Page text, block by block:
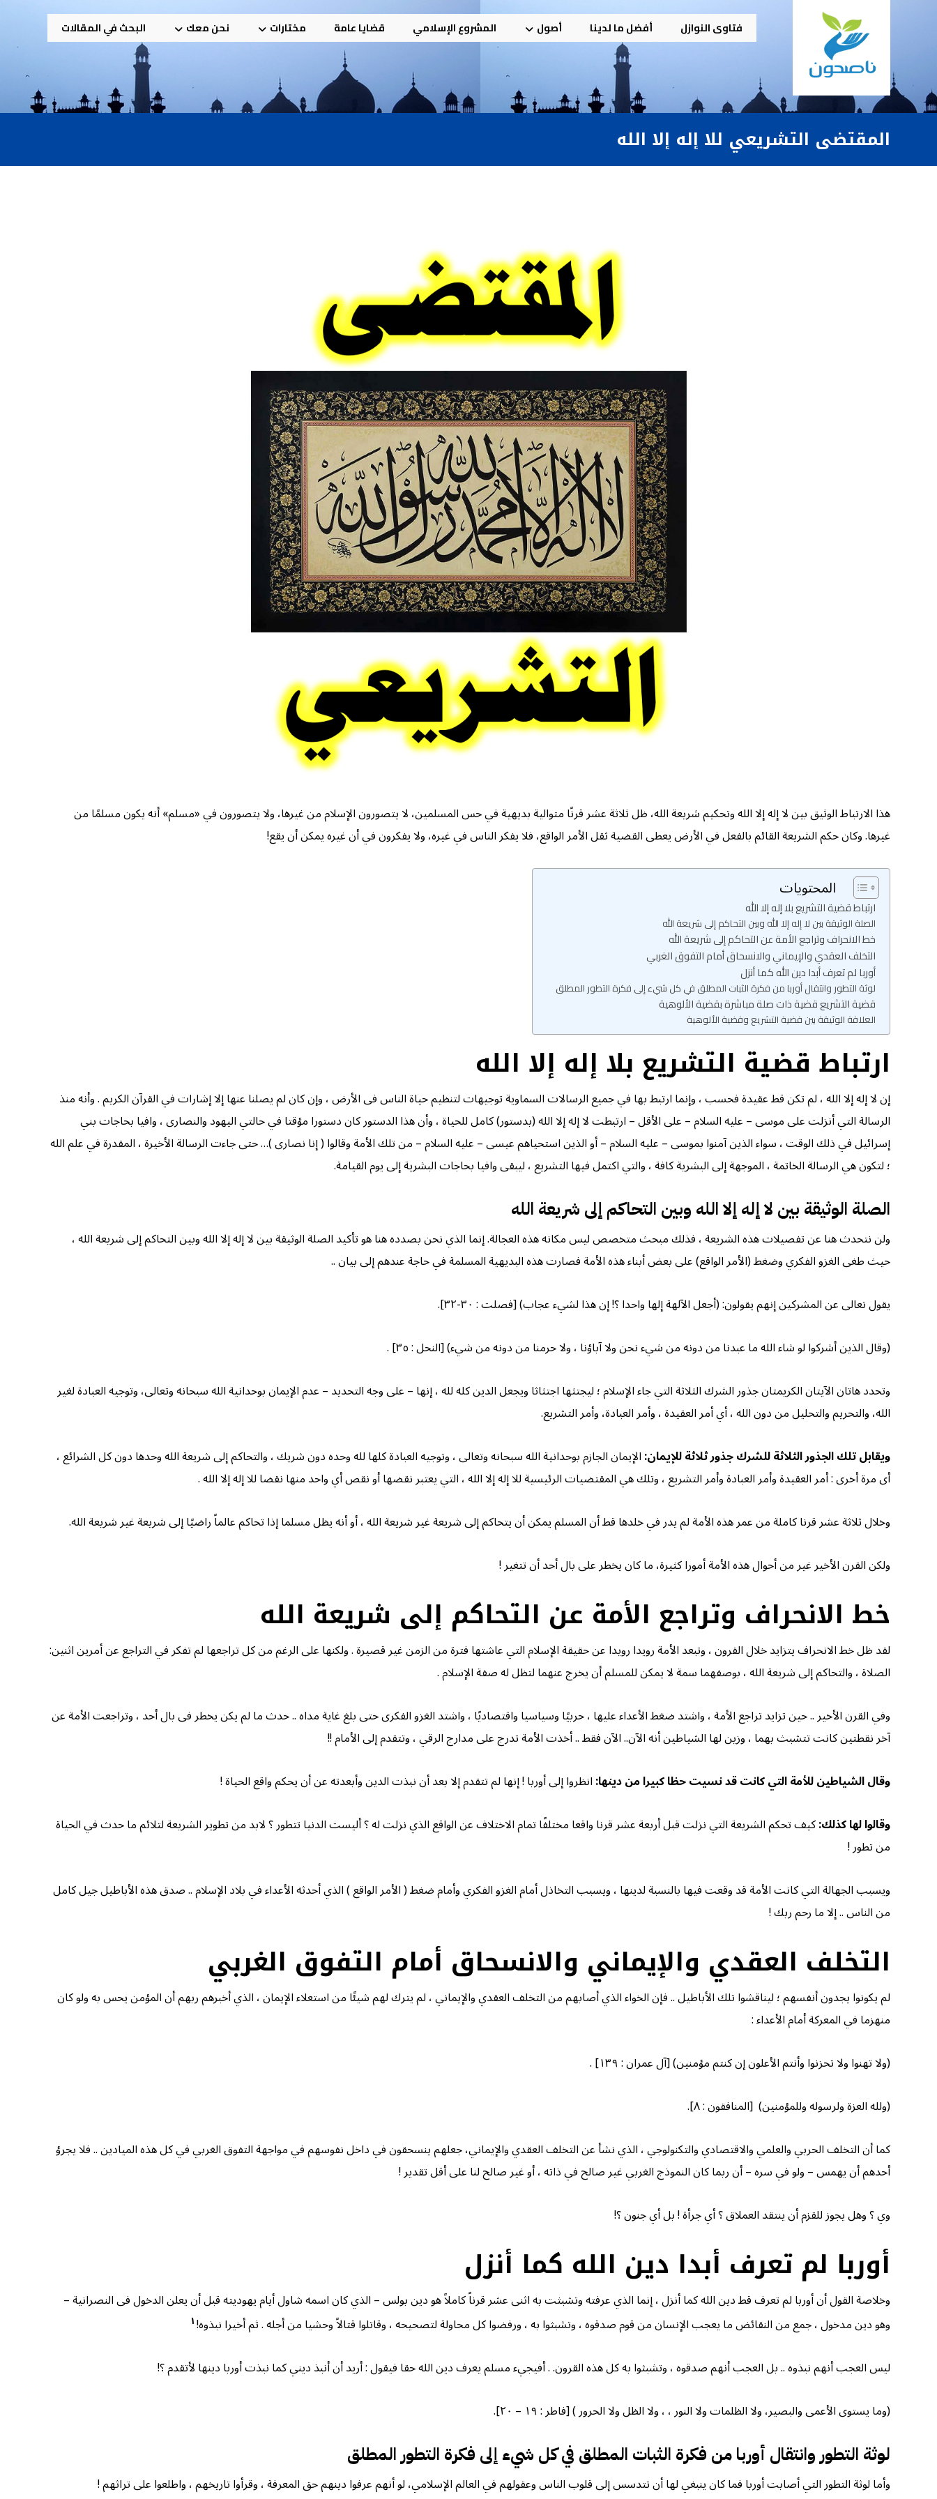
فتاوى النوازل أفضل ما لدينا أصول المشروع الإسلامي قضايا عامة مختارات نحن معك البحث في المقالات
المقتضى التشريعي للا إله إلا الله
هذا الارتباط الوثيق بين لا إله إلا الله وتحكيم شريعة الله، ظل ثلاثة عشر قرنًا متوالية بديهية في حس المسلمين، لا يتصورون الإسلام من غيرها، ولا يتصورون في «مسلم» أنه يكون مسلمًا من
غيرها. وكان حكم الشريعة القائم بالفعل في الأرض يعطى القضية ثقل الأمر الواقع، فلا يفكر الناس في غيره، ولا يفكرون في أن غيره يمكن أن يقع!
المحتويات
ارتباط قضية التشريع بلا إله إلا الله
الصلة الوثيقة بين لا إله إلا الله وبين التحاكم إلى شريعة الله
خط الانحراف وتراجع الأمة عن التحاكم إلى شريعة الله
التخلف العقدي والإيماني والانسحاق أمام التفوق الغربي
أوربا لم تعرف أبدا دين الله كما أنزل
لوثة التطور وانتقال أوربا من فكرة الثبات المطلق في كل شيء إلى فكرة التطور المطلق
قضية التشريع قضية ذات صلة مباشرة بقضية الألوهية
العلاقة الوثيقة بين قضية التشريع وقضية الألوهية
ارتباط قضية التشريع بلا إله إلا الله
إن لا إله إلا الله ، لم تكن قط عقيدة فحسب ، وإنما ارتبط بها في جميع الرسالات السماوية توجيهات لتنظيم حياة الناس فى الأرض ، وإن كان لم يصلنا عنها إلا إشارات في القرآن الكريم . وأنه منذ
الرسالة التي أنزلت على موسى – عليه السلام – على الأقل – ارتبطت لا إله إلا الله (بدستور) كامل للحياة ، وأن هذا الدستور كان دستورا مؤقتا في حالتي اليهود والنصارى ، وافيا بحاجات بني
إسرائيل في ذلك الوقت ، سواء الذين آمنوا بموسى – عليه السلام – أو الذين استحياهم عيسى – عليه السلام – من تلك الأمة وقالوا ( إنا نصارى )… حتى جاءت الرسالة الأخيرة ، المقدرة في علم الله
؛ لتكون هي الرسالة الخاتمة ، الموجهة إلى البشرية كافة ، والتي اكتمل فيها التشريع ، ليبقى وافيا بحاجات البشرية إلى يوم القيامة.
الصلة الوثيقة بين لا إله إلا الله وبين التحاكم إلى شريعة الله
ولن نتحدث هنا عن تفصيلات هذه الشريعة ، فذلك مبحث متخصص ليس مكانه هذه العجالة. إنما الذي نحن بصدده هنا هو تأكيد الصلة الوثيقة بين لا إله إلا الله وبين التحاكم إلى شريعة الله ،
حيث طغى الغزو الفكري وضغط (الأمر الواقع) على بعض أبناء هذه الأمة فصارت هذه البديهية المسلمة في حاجة عندهم إلى بيان ..
يقول تعالى عن المشركين إنهم يقولون: (أجعل الآلهة إلها واحدا ؟! إن هذا لشيء عجاب) [فصلت : ۳۰-۳۲].
(وقال الذين أشركوا لو شاء الله ما عبدنا من دونه من شيء نحن ولا آباؤنا ، ولا حرمنا من دونه من شيء) [النحل : ٣٥] .
وتحدد هاتان الآيتان الكريمتان جذور الشرك الثلاثة التي جاء الإسلام ؛ ليجتثها اجتثاثا ويجعل الدين كله لله ، إنها – على وجه التحديد – عدم الإيمان بوحدانية الله سبحانه وتعالى، وتوجيه العبادة لغير
الله، والتحريم والتحليل من دون الله ، أي أمر العقيدة ، وأمر العبادة، وأمر التشريع.
ويقابل تلك الجذور الثلاثة للشرك جذور ثلاثة للإيمان:الإيمان الجازم بوحدانية الله سبحانه وتعالى ، وتوجيه العبادة كلها لله وحده دون شريك ، والتحاكم إلى شريعة الله وحدها دون كل الشرائع ،
أى مرة أخرى : أمر العقيدة وأمر العبادة وأمر التشريع ، وتلك هي المقتضيات الرئيسية للا إله إلا الله ، التي يعتبر نقضها أو نقص أي واحد منها نقضا للا إله إلا الله .
وخلال ثلاثة عشر قرنا كاملة من عمر هذه الأمة لم يدر في خلدها قط أن المسلم يمكن أن يتحاكم إلى شريعة غير شريعة الله ، أو أنه يظل مسلما إذا تحاكم عالماً راضيًا إلى شريعة غير شريعة الله.
ولكن القرن الأخير غير من أحوال هذه الأمة أمورا كثيرة، ما كان يخطر على بال أحد أن تتغير !
خط الانحراف وتراجع الأمة عن التحاكم إلى شريعة الله
لقد ظل خط الانحراف يتزايد خلال القرون ، وتبعد الأمة رويدا رويدا عن حقيقة الإسلام التي عاشتها فترة من الزمن غير قصيرة . ولكنها على الرغم من كل تراجعها لم تفكر في التراجع عن أمرين اثنين:
الصلاة ، والتحاكم إلى شريعة الله ، بوصفهما سمة لا يمكن للمسلم أن يخرج عنهما لتظل له صفة الإسلام .
وفي القرن الأخير .. حين تزايد تراجع الأمة ، واشتد ضغط الأعداء عليها ، حربيًا وسياسيا واقتصاديًا ، واشتد الغزو الفكرى حتى بلغ غاية مداه .. حدث ما لم يكن يخطر فى بال أحد ، وتراجعت الأمة عن
آخر نقطتين كانت تتشبث بهما ، وزين لها الشياطين أنه الآن.. الآن فقط .. أخذت الأمة تدرج على مدارج الرقي ، وتتقدم إلى الأمام !!
وقال الشياطين للأمة التي كانت قد نسيت حظا كبيرا من دينها:انظروا إلى أوربا ! إنها لم تتقدم إلا بعد أن نبذت الدين وأبعدته عن أن يحكم واقع الحياة !
وقالوا لها كذلك:كيف تحكم الشريعة التي نزلت قبل أربعة عشر قرنا واقعا مختلفًا تمام الاختلاف عن الواقع الذي نزلت له ؟ أليست الدنيا تتطور ؟ لابد من تطوير الشريعة لتلائم ما حدث في الحياة
من تطور !
ويسبب الجهالة التي كانت الأمة قد وقعت فيها بالنسبة لدينها ، ويسبب التخاذل أمام الغزو الفكري وأمام ضغط ( الأمر الواقع ) الذي أحدثه الأعداء في بلاد الإسلام .. صدق هذه الأباطيل جيل كامل
من الناس .. إلا ما رحم ربك !
التخلف العقدي والإيماني والانسحاق أمام التفوق الغربي
لم يكونوا يجدون أنفسهم ؛ ليناقشوا تلك الأباطيل .. فإن الخواء الذي أصابهم من التخلف العقدي والإيماني ، لم يترك لهم شيئًا من استعلاء الإيمان ، الذي أخبرهم ربهم أن المؤمن يحس به ولو كان
منهزما في المعركة أمام الأعداء :
(ولا تهنوا ولا تحزنوا وأنتم الأعلون إن كنتم مؤمنين) [آل عمران : ۱۳۹] .
(ولله العزة ولرسوله وللمؤمنين) [المنافقون : ٨].
كما أن التخلف الحربي والعلمي والاقتصادي والتكنولوجي ، الذي نشأ عن التخلف العقدي والإيماني، جعلهم ينسحقون في داخل نفوسهم في مواجهة التفوق الغربي في كل هذه الميادين .. فلا يجرؤ
أحدهم أن يهمس – ولو في سره – أن ربما كان النموذج الغربي غير صالح في ذاته ، أو غير صالح لنا على أقل تقدير !
وي ؟ وهل يجوز للقزم أن ينتقد العملاق ؟ أي جرأة ! بل أي جنون ؟!
أوربا لم تعرف أبدا دين الله كما أنزل
وخلاصة القول أن أوربا لم تعرف قط دين الله كما أنزل ، إنما الذي عرفته وتشبثت به اثنى عشر قرناً كاملاً هو دين بولس – الذي كان اسمه شاول أيام يهوديته قبل أن يعلن الدخول فى النصرانية –
وهو دين مدخول ، جمع من النقائض ما يعجب الإنسان من قوم صدقوه ، وتشبثوا به ، ورفضوا كل محاولة لتصحيحه ، وقاتلوا قتالاً وحشيا من أجله . ثم أخيرا نبذوه!١
ليس العجب أنهم نبذوه .. بل العجب أنهم صدقوه ، وتشبثوا به كل هذه القرون. . أفيجيء مسلم يعرف دين الله حقا فيقول : أريد أن أنبذ ديني كما نبذت أوربا دينها لأتقدم ؟!
(وما يستوى الأعمى والبصير، ولا الظلمات ولا النور ، ، ولا الظل ولا الحرور ) [فاطر : ۱۹ – ۲۰].
لوثة التطور وانتقال أوربا من فكرة الثبات المطلق في كل شيء إلى فكرة التطور المطلق
وأما لوثة التطور التي أصابت أوربا فما كان ينبغي لها أن تتدسس إلى قلوب الناس وعقولهم في العالم الإسلامي، لو أنهم عرفوا دينهم حق المعرفة ، وقرأوا تاريخهم ، واطلعوا على تراثهم !